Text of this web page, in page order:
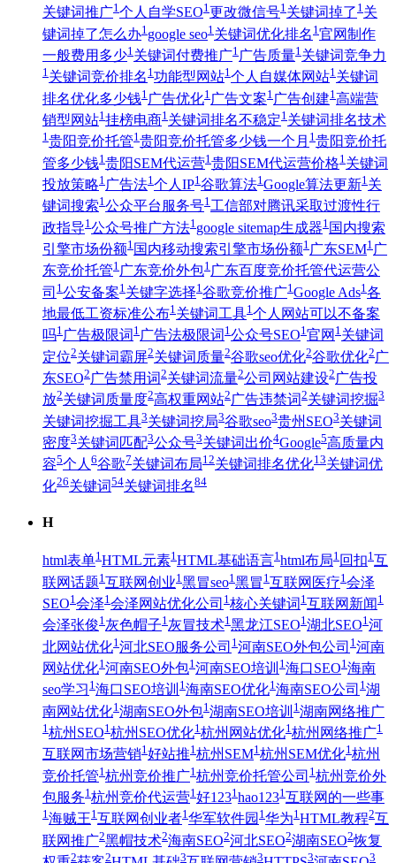
关键词推广1个人自学SEO1更改微信号1关键词掉了 1关
键词掉了怎么办1 google seo1 关键词优化排名 1 官网制作
一般费用多少1 关键词付费推广1 广告质量1 关键词竞争力
1关键词竞价排名 1功能型网站1个人自媒体网站1关键词
排名优化多少钱1 广告优化1 广告文案1 广告创建1 高端营
销型网站1 挂榜电商1 关键词排名不稳定1 关键词排名技术
1贵阳竞价托管1贵阳竞价托管多少钱一个月 1贵阳竞价托
管多少钱1 贵阳SEM代运营1 贵阳SEM代运营价格1 关键词
投放策略1 广告法1 个人IP1 谷歌算法1 Google算法更新1 关
键词搜索1公众平台服务号1工信部对腾讯采取过渡性行
政指导1 公众号推广方法1 google sitemap生成器1 国内搜索
引擎市场份额1 国内移动搜索引擎市场份额1 广东SEM1 广
东竞价托管1 广东竞价外包1 广东百度竞价托管代运营公
司 1 公安备案1 关键字选择1 谷歌竞价推广1 Google Ads1 各
地最低工资标准公布1 关键词工具1 个人网站可以不备案
吗1 广告极限词 1 广告法极限词 1 公众号SEO1 官网 1 关键词
定位2关键词霸屏2关键词质量2谷歌seo优化2谷歌优化2 广
东SEO2 广告禁用词2关键词流量2公司网站建设2 广告投
放2关键词质量度2高权重网站2 广告违禁词2关键词挖掘3
关键词挖掘工具3关键词挖局3谷歌seo3贵州SEO3关键词
密度3关键词匹配3公众号3关键词出价4Google5高质量内
容5个人 6谷歌7关键词布局12关键词排名优化13关键词优
化26关键词54关键词排名84
H
html表单1HTML元素1HTML基础语言1html布局1 回扣1互
联网话题1 互联网创业1 黑冒seo1 黑冒 1 互联网医疗1 会泽
SEO1 会泽1 会泽网站优化公司 1 核心关键词 1 互联网新闻 1
会泽张俊1灰色帽子1灰冒技术1黑龙江SEO1湖北SEO1河
北网站优化1 河北SEO服务公司 1 河南SEO外包公司 1 河南
网站优化1 河南SEO外包1 河南SEO培训 1 海口SEO1 海南
seo学习 1海口SEO培训 1海南SEO优化1海南SEO公司 1湖
南网站优化1 湖南SEO外包1 湖南SEO培训 1 湖南网络推广
1 杭州SEO1 杭州SEO优化1 杭州网站优化1 杭州网络推广1
互联网市场营销1好站推1杭州SEM1杭州SEM优化1杭州
竞价托管1 杭州竞价推广1 杭州竞价托管公司 1 杭州竞价外
包服务1 杭州竞价代运营1 好1231 hao1231 互联网的一些事
1海贼王1互联网创业者1华军软件园 1华为1HTML教程2互
联网推广2黑帽技术2海南SEO2河北SEO2湖南SEO2恢复
2 2 3 3 3 3